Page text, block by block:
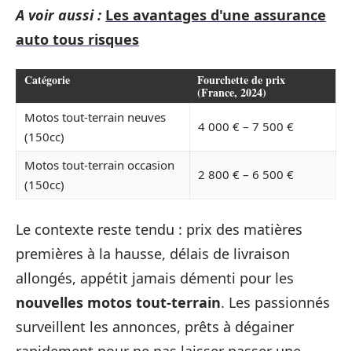
A voir aussi : Les avantages d'une assurance
auto tous risques
Catégorie Fourchette de prix
(France, 2024)
Motos tout-terrain neuves
(150cc)
4 000 € – 7 500 €
Motos tout-terrain occasion
(150cc)
2 800 € – 6 500 €
Le contexte reste tendu : prix des matières
premières à la hausse, délais de livraison
allongés, appétit jamais démenti pour les
nouvelles motos tout-terrain. Les passionnés
surveillent les annonces, prêts à dégainer